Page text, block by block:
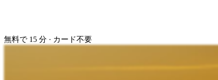
無料で 15 分 · カード不要